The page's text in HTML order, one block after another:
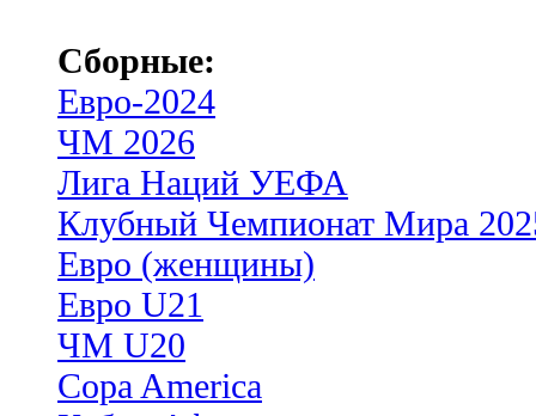
Сборные:
Евро-2024
ЧМ 2026
Лига Наций УЕФА
Клубный Чемпионат Мира
Евро (женщины)
Евро U21
ЧМ U20
Copa America